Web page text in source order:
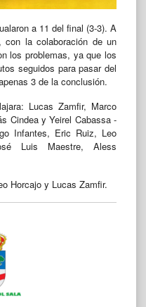
a 11 del final (3-3). A
la colaboración de un
los problemas, ya que los
seguidos para pasar del
3 de la conclusión.
Lucas Zamfir, Marco
Cindea y Yeirel Cabassa -
Infantes, Eric Ruiz, Leo
Luis Maestre, Aless
Horcajo y Lucas Zamfir.